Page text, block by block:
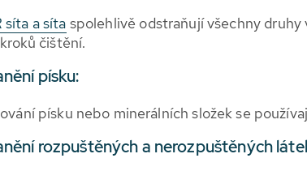
síta a síta spolehlivě odstraňují všechny
čištění.
písku:
písku nebo minerálních složek se
rozpuštěných a nerozpuštěných